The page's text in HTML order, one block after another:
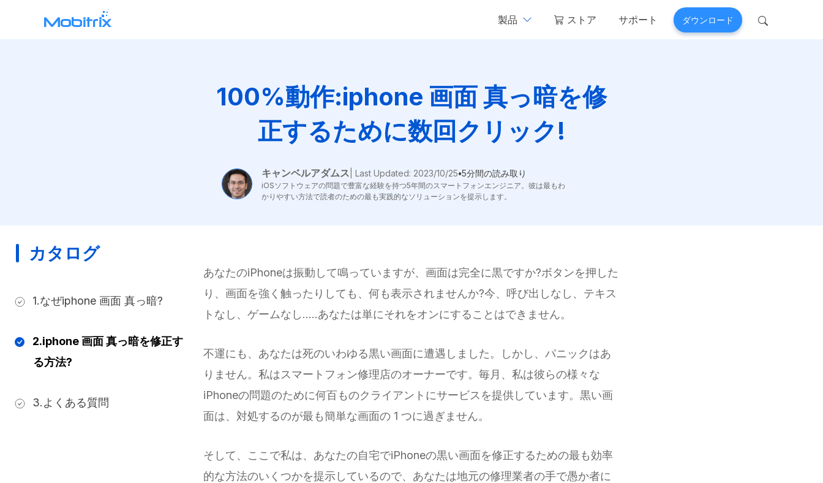
製品
iPhoneのパスコードを解除 >
iCloudアクティベーションロック解除 >
iPhone修理 >
ストア サポート ダウンロード
100%動作:iphone 画面 真っ暗を修
正するために数回クリック!
キャンベルアダムス | Last Updated: 2023/10/25•5分間の読み取り
iOSソフトウェアの問題で豊富な経験を持つ5年間のスマートフォンエンジニア。彼は最もわ
かりやすい方法で読者のための最も実践的なソリューションを提示します。
カタログ
1.なぜiphone 画面 真っ暗?
2.iphone 画面 真っ暗を修正す
る方法?
3.よくある質問
あなたのiPhoneは振動して鳴っていますが、画面は完全に黒ですか?ボタンを押した
り、画面を強く触ったりしても、何も表示されませんか?今、呼び出しなし、テキス
トなし、ゲームなし.....あなたは単にそれをオンにすることはできません。
不運にも、あなたは死のいわゆる黒い画面に遭遇しました。しかし、パニックはあ
りません。私はスマートフォン修理店のオーナーです。毎月、私は彼らの様々な
iPhoneの問題のために何百ものクライアントにサービスを提供しています。黒い画
面は、対処するのが最も簡単な画面の 1 つに過ぎません。
そして、ここで私は、あなたの自宅でiPhoneの黒い画面を修正するための最も効率
的な方法のいくつかを提示しているので、あなたは地元の修理業者の手で愚か者に